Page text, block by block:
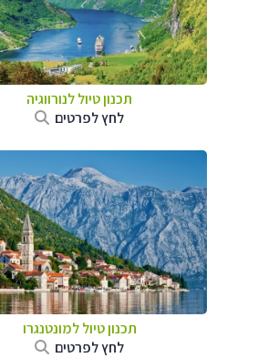
תכנון טיול לנורווגיה
לחץ לפרטים
תכנון טיול למונטנגרו
לחץ לפרטים